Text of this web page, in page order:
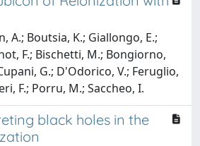
A.; Boutsia, K.; Giallongo, E.;
F.; Bischetti, M.; Bongiorno,
G.; D'Odorico, V.; Feruglio,
F.; Porru, M.; Saccheo, I.
black holes in the